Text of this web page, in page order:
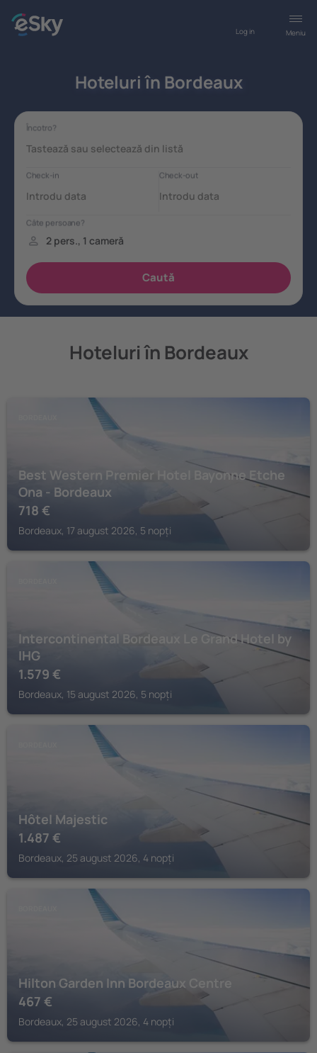
Meniu
Log in
Hoteluri în Bordeaux
Hoteluri în Bordeaux
Best Western Premier Hotel Bayonne Etche
Ona - Bordeaux
718 €
Bordeaux, 17 august 2026, 5 nopți
Intercontinental Bordeaux Le Grand Hotel by
IHG
1.579 €
Bordeaux, 15 august 2026, 5 nopți
Hôtel Majestic
1.487 €
Bordeaux, 25 august 2026, 4 nopți
Hilton Garden Inn Bordeaux Centre
467 €
Bordeaux, 25 august 2026, 4 nopți